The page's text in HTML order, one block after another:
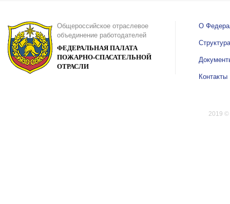
Общероссийское отраслевое
объединение работодателей
ФЕДЕРАЛЬНАЯ ПАЛАТА
ПОЖАРНО-СПАСАТЕЛЬНОЙ
ОТРАСЛИ
О
Структура
Контакты
2019